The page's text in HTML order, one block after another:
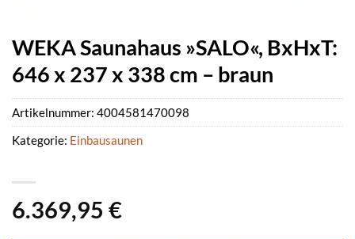
WEKA Saunahaus »SALO«, BxHxT:
646 x 237 x 338 cm – braun
6.369,95 €
Artikelnummer: 4004581470098
Kategorie: Einbausaunen